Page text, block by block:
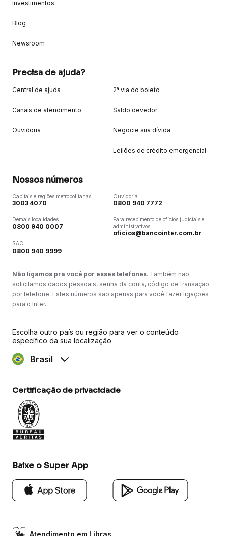
Investimentos
Blog
Newsroom
Precisa de ajuda?
Central de ajuda
Canais de atendimento
Ouvidoria
2ª via do boleto
Saldo devedor
Negocie sua dívida
Leilões de crédito emergencial
Nossos números
Capitais e regiões metropolitanas
3003 4070
Demais localidades
0800 940 0007
SAC
0800 940 9999
Ouvidoria
0800 940 7772
Para recebimento de ofícios judiciais e
administrativos
oficios@bancointer.com.br
Não ligamos pra você por esses telefones. Também não
solicitamos dados pessoais, senha da conta, código de transação
por telefone. Estes números são apenas para você fazer ligações
para o Inter.
Escolha outro país ou região para ver o conteúdo
específico da sua localização
Brasil
Certificação de privacidade
Baixe o Super App
Atendimento em Libras